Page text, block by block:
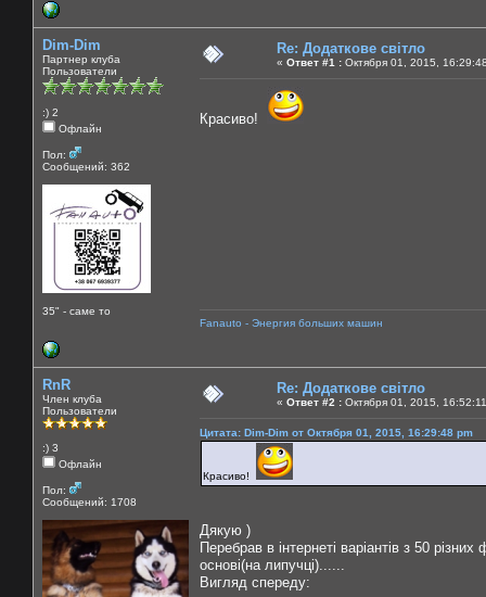
Dim-Dim
Партнер клуба
Пользователи
:) 2
Офлайн
Пол:
Сообщений: 362
35" - саме то
Re: Додаткове світло
« Ответ #1 : Октября 01, 2015,
Красиво!
Fanauto - Энергия больших машин
RnR
Член клуба
Пользователи
:) 3
Офлайн
Пол:
Сообщений: 1708
Re: Додаткове світло
« Ответ #2 : Октября 01, 2015,
Цитата: Dim-Dim от Октября 01, 2015, 16:29:48 pm
Красиво!
Дякую )
Перебрав в інтернеті варіантів з 50
основі(на липучці)......
Вигляд спереду: